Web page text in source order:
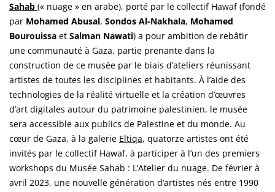
Sahab (« nuage » en arabe), porté par le collectif Hawaf (fondé
par Mohamed Abusal, Sondos Al-Nakhala, Mohamed
Bourouissa et Salman Nawati) a pour ambition de rebâtir
une communauté à Gaza, partie prenante dans la
construction de ce musée par le biais d’ateliers réunissant
artistes de toutes les disciplines et habitants. À l’aide des
technologies de la réalité virtuelle et la création d’œuvres
d’art digitales autour du patrimoine palestinien, le musée
sera accessible aux publics de Palestine et du monde. Au
cœur de Gaza, à la galerie Eltiqa, quatorze artistes ont été
invités par le collectif Hawaf, à participer à l’un des premiers
workshops du Musée Sahab : L’Atelier du nuage. De février à
avril 2023, une nouvelle génération d’artistes nés entre 1990